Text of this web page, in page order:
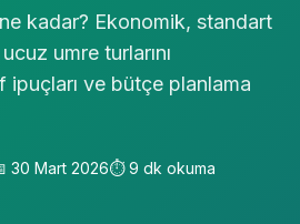
kadar? Ekonomik, standart
umre turlarını
ipuçları ve bütçe planlama
30 Mart 2026⏱️9 dk okuma